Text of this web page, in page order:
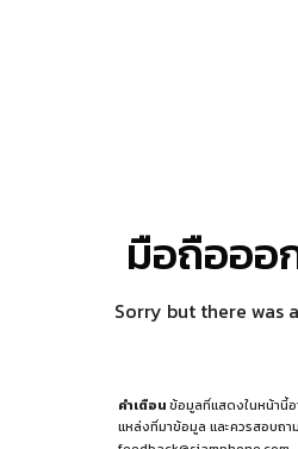
มือถือออ
Sorry but there was
คำเตือนข้อมูลที่แสดงในหน้านี้อ
แหล่งที่มาข้อมูล และควรสอบถ